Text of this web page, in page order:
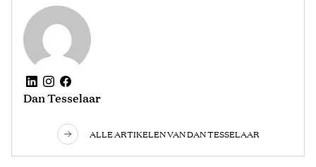
Dan Tesselaar
ALLE ARTIKELEN VAN DAN TESSELAAR